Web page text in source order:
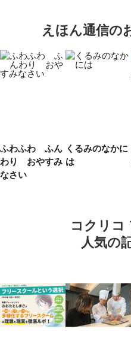
えほん通信の
ふわふわ ふん
わり おやすみ
なさい
くるみのなかに
は
コクリコ
人気の